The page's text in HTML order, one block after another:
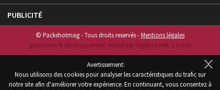
PUBLICITÉ
© Packshotmag - Tous droits reservés -Mentions légales
graphisme & développement réalisé par l‘agence web 3 octets
Avertissement:
Nous utilisons des cookies pour analyser les caractéristiques du trafic sur
notre site afin d'améliorer votre expérience. En continuant, vous consentez à